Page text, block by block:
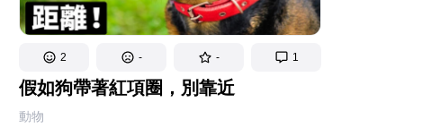
2 - - 1
假如狗帶著紅項圈，別靠近
動物